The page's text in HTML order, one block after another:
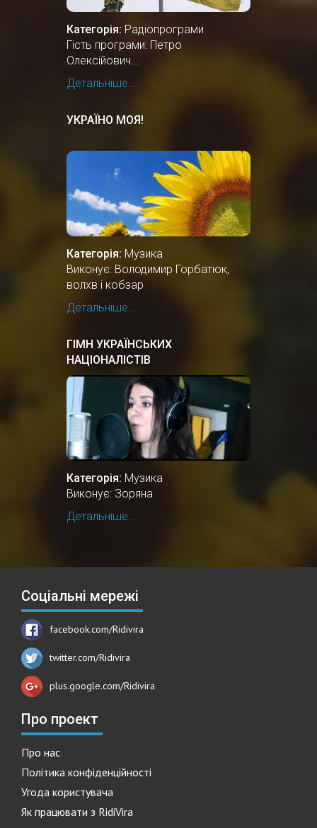
Категорія: Радіопрограми
Гість програми: Петро
Олексійович...
Детальніше...
УКРАЇНО МОЯ!
Категорія: Музика
Виконує: Володимир Горбатюк,
волхв і кобзар
Детальніше...
ГІМН УКРАЇНСЬКИХ
НАЦІОНАЛІСТІВ
Категорія: Музика
Виконує: Зоряна
Детальніше...
Соціальні мережі
facebook.com/Ridivira
twitter.com/Ridivira
plus.google.com/Ridivira
Про проект
Про нас
Політика конфіденційності
Угода користувача
Як працювати з RidiVira